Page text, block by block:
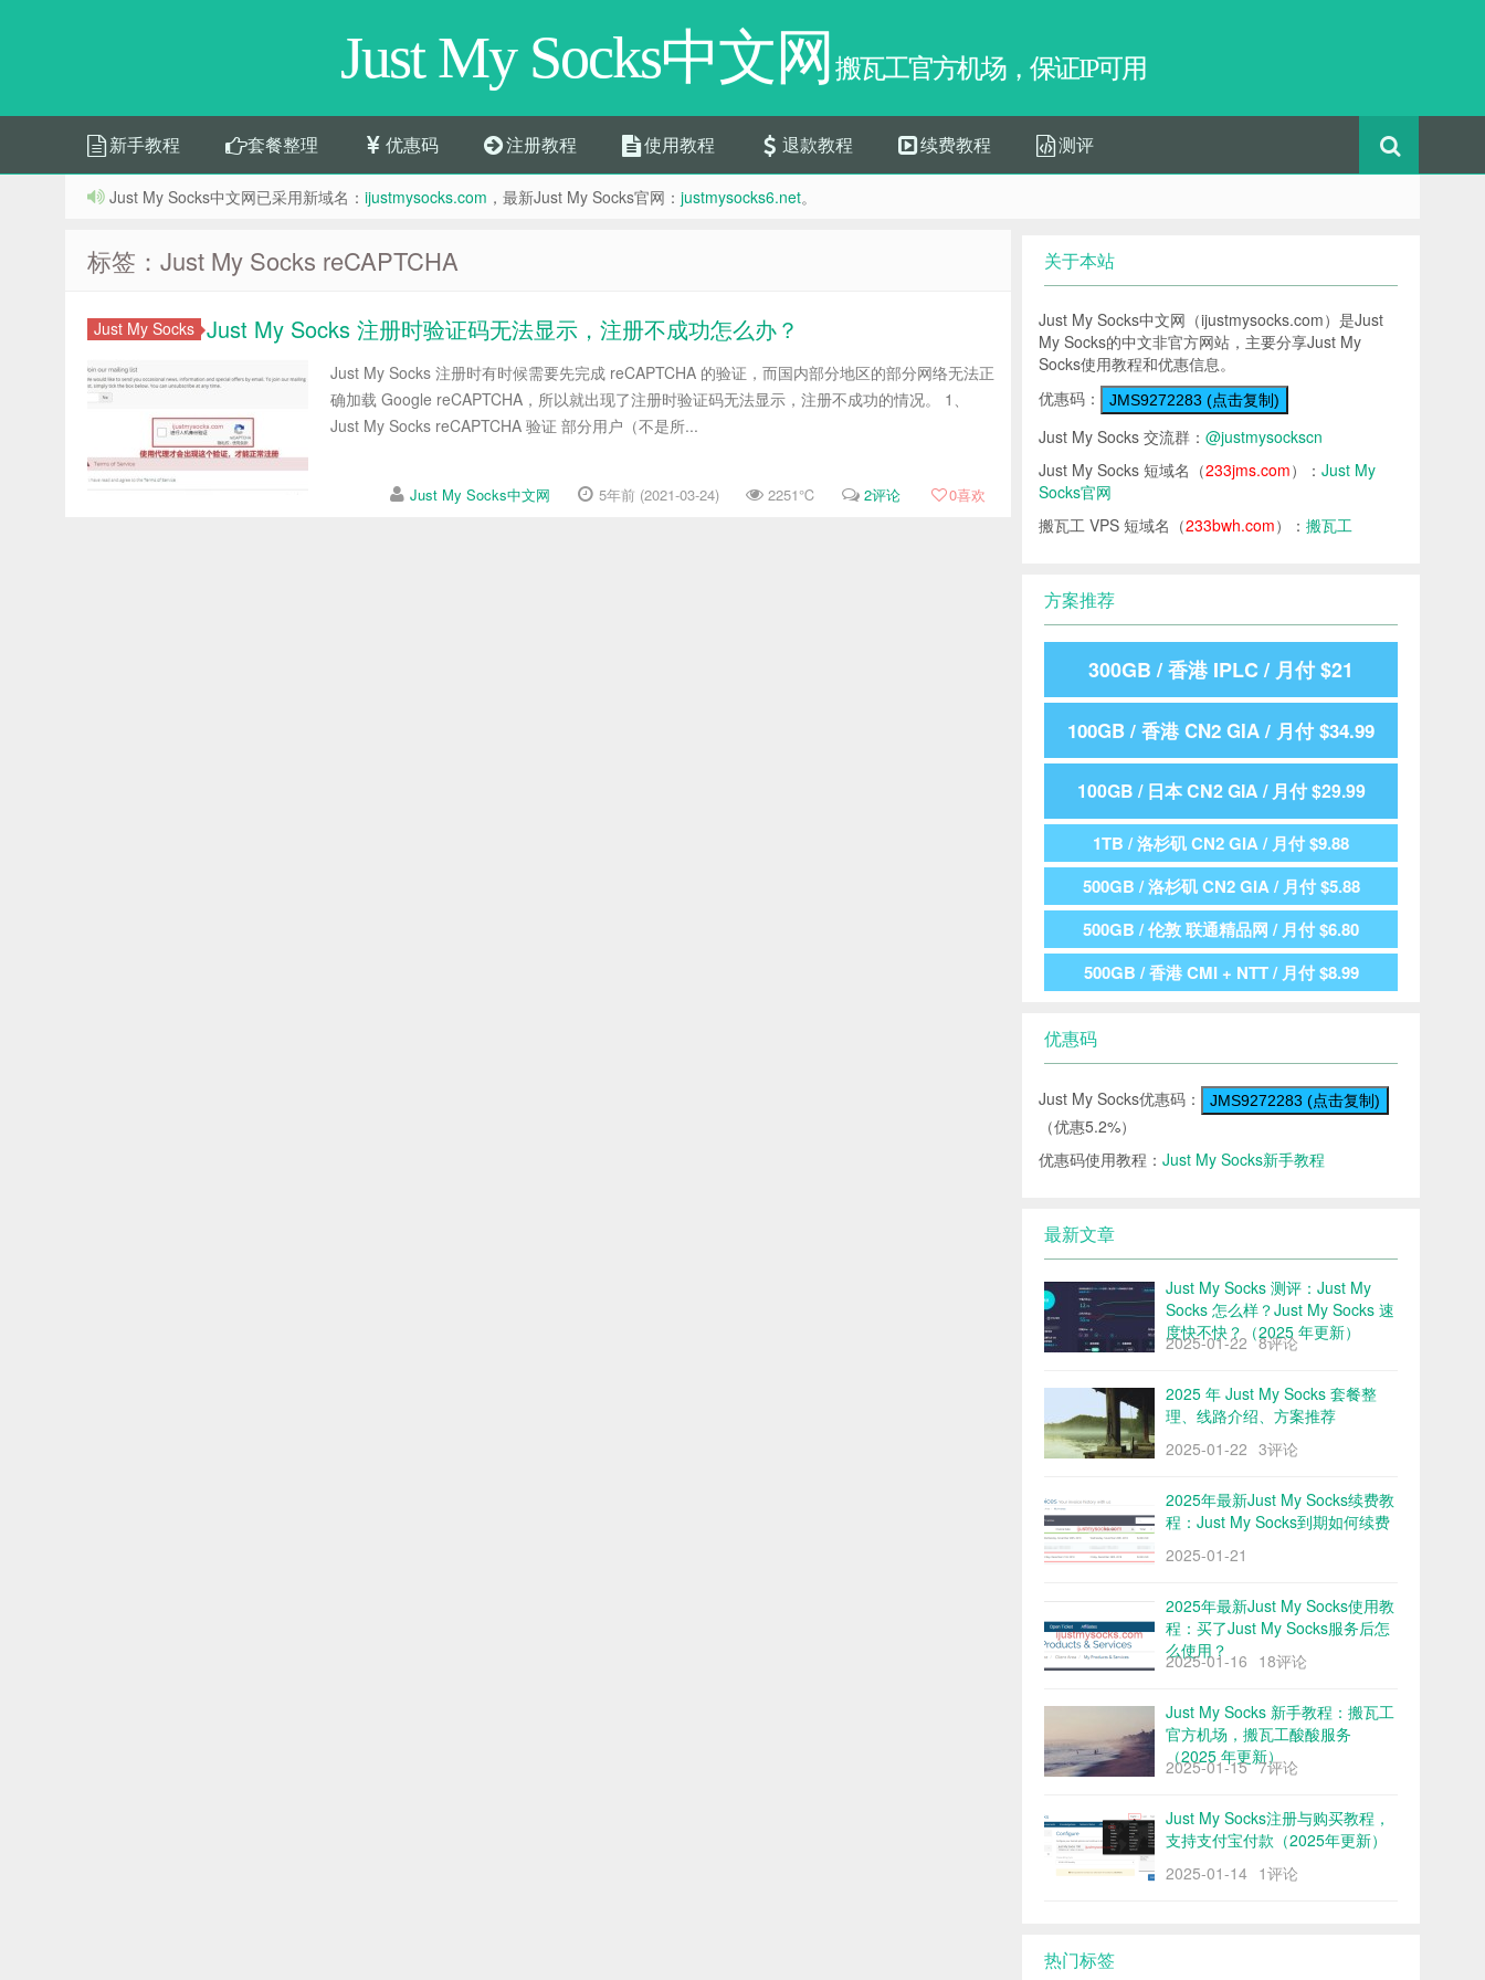
Just My Socks中文网 搬瓦工官方机场，保证IP可用
新手教程 套餐整理 优惠码 注册教程 使用教程 退款教程 续费教程 测评
Just My Socks中文网已采用新域名： ijustmysocks.com ，最新Just My Socks官网： justmysocks6.net。
标签：Just My Socks reCAPTCHA
Just My Socks Just My Socks 注册时验证码无法显示，注册不成功怎么办？
Just My Socks 注册时有时候需要先完成 reCAPTCHA 的验证，而国内部分地区的部分网络无法正
确加载 Google reCAPTCHA，所以就出现了注册时验证码无法显示，注册不成功的情况。 1、
Just My Socks reCAPTCHA 验证 部分用户（不是所...
Just My Socks中文网 5年前 (2021-03-24) 2251℃ 2评论 0喜欢
关于本站
Just My Socks中文网（ijustmysocks.com）是Just
My Socks的中文非官方网站，主要分享Just My
Socks使用教程和优惠信息。
优惠码：
JMS9272283 (点击复制)
Just My Socks 交流群： @justmysockscn
Just My Socks 短域名（233jms.com）： Just My
Socks官网
搬瓦工 VPS 短域名（233bwh.com）： 搬瓦工
方案推荐
300GB / 香港 IPLC / 月付 $21
100GB / 香港 CN2 GIA / 月付 $34.99
100GB / 日本 CN2 GIA / 月付 $29.99
1TB / 洛杉矶 CN2 GIA / 月付 $9.88
500GB / 洛杉矶 CN2 GIA / 月付 $5.88
500GB / 伦敦 联通精品网 / 月付 $6.80
500GB / 香港 CMI + NTT / 月付 $8.99
优惠码
Just My Socks优惠码： JMS9272283 (点击复制)
（优惠5.2%）
优惠码使用教程： Just My Socks新手教程
最新文章
Just My Socks 测评：Just My
Socks 怎么样？Just My Socks 速
度快不快？（2025 年更新）
2025-01-22 8评论
2025 年 Just My Socks 套餐整
理、线路介绍、方案推荐
2025-01-22 3评论
2025年最新Just My Socks续费教
程：Just My Socks到期如何续费
2025-01-21
2025年最新Just My Socks使用教
程：买了Just My Socks服务后怎
么使用？
2025-01-16 18评论
Just My Socks 新手教程：搬瓦工
官方机场，搬瓦工酸酸服务
（2025 年更新）
2025-01-15 7评论
Just My Socks注册与购买教程，
支持支付宝付款（2025年更新）
2025-01-14 1评论
热门标签